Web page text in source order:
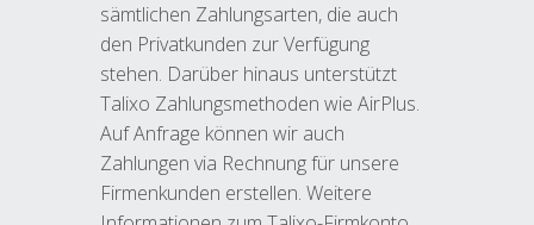
sämtlichen Zahlungsarten, die auch
den Privatkunden zur Verfügung
stehen. Darüber hinaus unterstützt
Talixo Zahlungsmethoden wie AirPlus.
Auf Anfrage können wir auch
Zahlungen via Rechnung für unsere
Firmenkunden erstellen. Weitere